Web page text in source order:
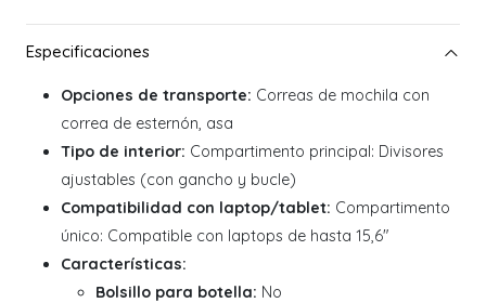
Opciones de transporte: Correas de mochila con
correa de esternón, asa
Tipo de interior: Compartimento principal: Divisores
ajustables (con gancho y bucle)
Compatibilidad con laptop/tablet: Compartimento
único: Compatible con laptops de hasta 15,6"
Características:
Bolsillo para botella: No